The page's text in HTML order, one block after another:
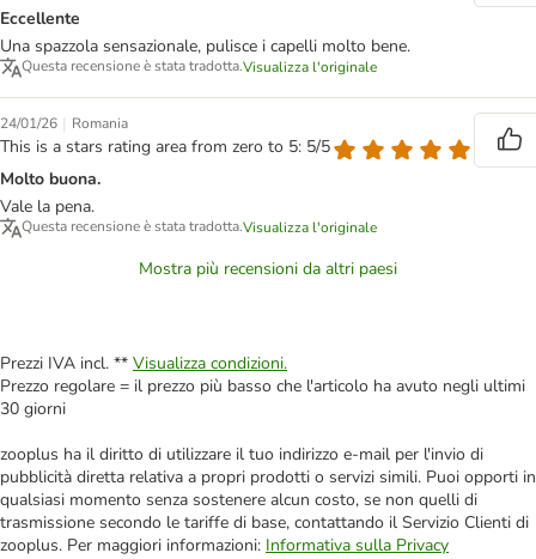
Eccellente
Una spazzola sensazionale, pulisce i capelli molto bene.
Questa recensione è stata tradotta.Visualizza l'originale
24/01/26 | Romania
This is a stars rating area from zero to 5: 5/5
Molto buona.
Vale la pena.
Questa recensione è stata tradotta.Visualizza l'originale
Mostra più recensioni da altri paesi
Prezzi IVA incl. ** Visualizza condizioni.
Prezzo regolare = il prezzo più basso che l'articolo ha avuto negli ultimi
30 giorni
zooplus ha il diritto di utilizzare il tuo indirizzo e-mail per l'invio di
pubblicità diretta relativa a propri prodotti o servizi simili. Puoi opporti in
qualsiasi momento senza sostenere alcun costo, se non quelli di
trasmissione secondo le tariffe di base, contattando il Servizio Clienti di
zooplus. Per maggiori informazioni: Informativa sulla Privacy